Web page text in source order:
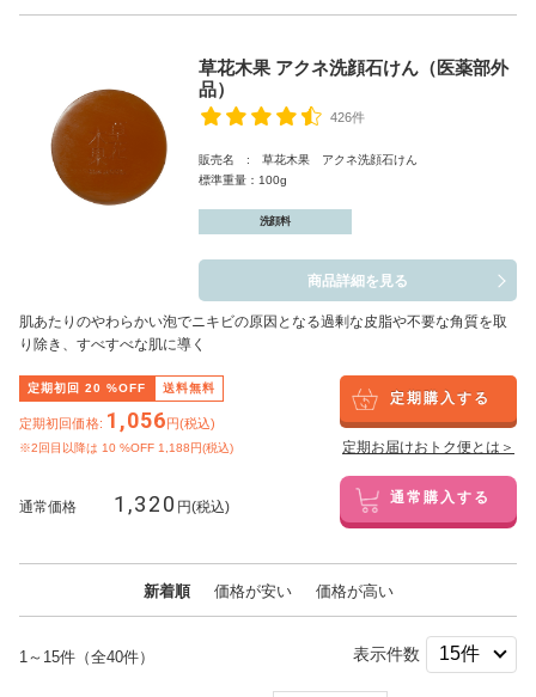
草花木果 アクネ洗顔石けん（医薬部外
品）
426件
販売名 : 草花木果 アクネ洗顔石けん
標準重量：100g
洗顔料
商品詳細を見る
肌あたりのやわらかい泡でニキビの原因となる過剰な皮脂や不要な角質を取
り除き、すべすべな肌に導く
定期初回 20 %OFF 送料無料
定期初回価格: 1,056円(税込)
※2回目以降は 10 %OFF 1,188円(税込)
定期購入する
定期お届けおトク便とは＞
通常価格 1,320 円(税込) 通常購入する
新着順 価格が安い 価格が高い
1～15件（全40件） 表示件数